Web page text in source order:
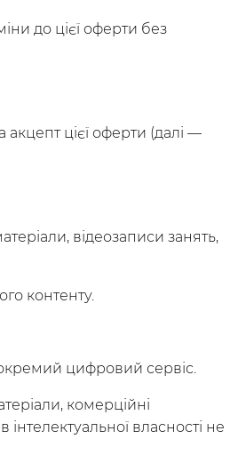
до цієї оферти без
цієї оферти (далі —
відеозаписи занять,
контенту.
цифровий сервіс.
комерційні
власності не